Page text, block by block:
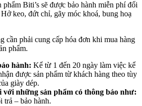
Biti’s sẽ được bảo hành miễn phí đối
keo, đứt chỉ, gãy móc khoá, bung hoạ
cần phải cung cấp hóa đơn khi mua hàng
phẩm.
hành: Kể từ 1 đến 20 ngày làm việc kể
được sản phẩm từ khách hàng theo tùy
giày dép.
những sản phẩm có thông báo như:
trả – bảo hành.